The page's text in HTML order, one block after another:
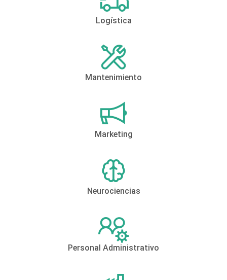
Logística
Mantenimiento
Marketing
Neurociencias
Personal Administrativo